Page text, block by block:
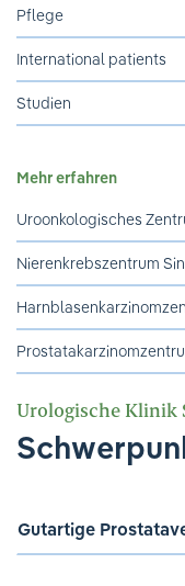
Pflege
International patients
Studien
Mehr erfahren
Uroonkologisches
Nierenkrebszentrum
Urologische Klinik
Gutartige